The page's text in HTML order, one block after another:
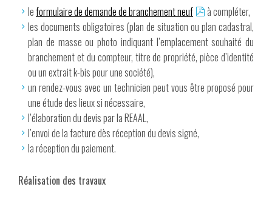
leformulaire de demande de branchement neuf
à compléter,
les documents obligatoires (plan de situation ou plan cadastral,
plan de masse ou photo indiquant l’emplacement souhaité du
branchement et du compteur, titre de propriété, pièce d’identité
ou un extrait k-bis pour une société),
un rendez-vous avec un technicien peut vous être proposé pour
une étude des lieux si nécessaire,
l’élaboration du devis par la REAAL,
l’envoi de la facture dès réception du devis signé,
la réception du paiement.
Réalisation des travaux